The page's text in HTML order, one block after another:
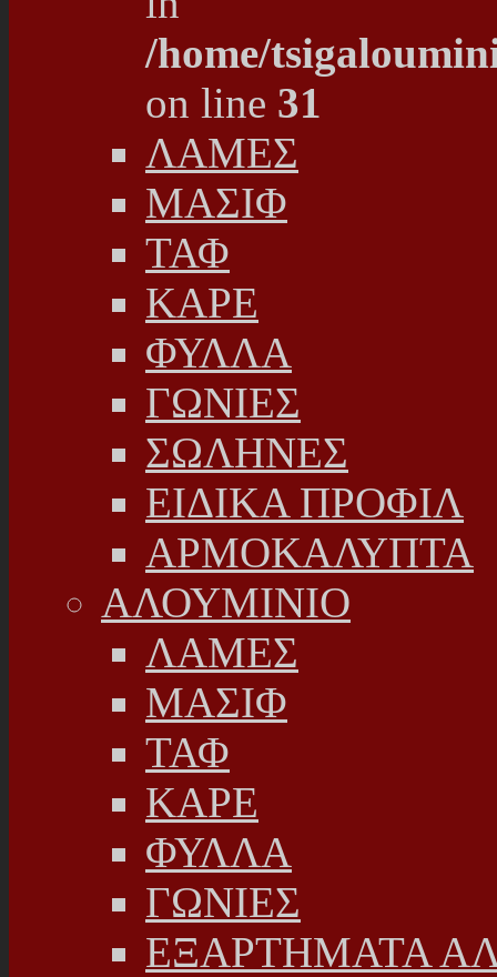
/home/
on line 31
ΛΑΜΕΣ
ΜΑΣΙΦ
ΤΑΦ
ΚΑΡΕ
ΦΥΛΛΑ
ΓΩΝΙΕΣ
ΣΩΛΗΝΕΣ
ΕΙΔΙΚΑ ΠΡΟΦΙΛ
ΑΡΜΟΚΑΛΥΠΤΑ
ΑΛΟΥΜΙΝΙΟ
ΛΑΜΕΣ
ΜΑΣΙΦ
ΤΑΦ
ΚΑΡΕ
ΦΥΛΛΑ
ΓΩΝΙΕΣ
ΕΞΑΡΤΗΜΑΤΑ